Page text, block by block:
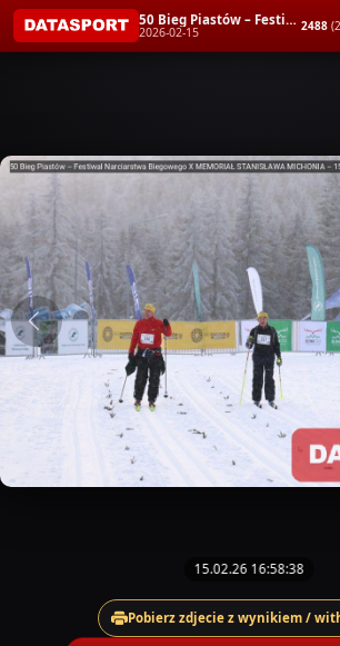
50 Bieg Piastów – Festiwal Narciarstwa Biegowego X MEMORIAŁ STANISŁAWA MICHONIA – 15 km CT
2026-02-15 2488
15.02.26 16:58:38
Pobierz zdjecie z wynikiem /